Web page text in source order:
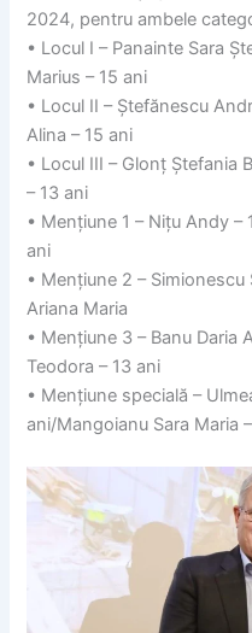
2024, pentru ambele
• Locul I – Panainte Sara
Marius – 15 ani
• Locul II – Ștefănescu
Alina – 15 ani
• Locul III – Glonț Ștefania
– 13 ani
• Mențiune 1 – Nițu Andy –
ani
• Mențiune 2 – Simionescu
Ariana Maria
• Mențiune 3 – Banu Daria
Teodora – 13 ani
• Mențiune specială –
ani/Mangoianu Sara Maria